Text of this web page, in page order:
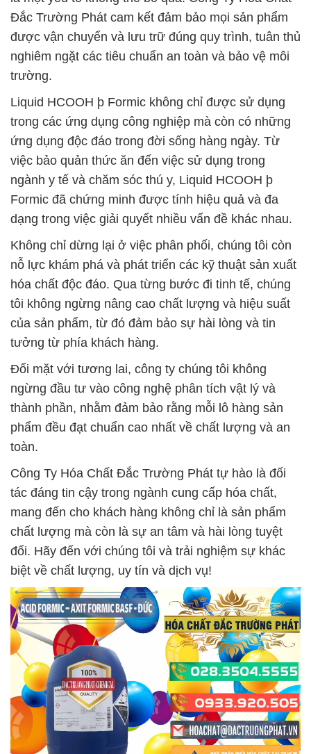
Đắc Trường Phát cam kết đảm bảo mọi sản phẩm
được vận chuyển và lưu trữ đúng quy trình, tuân thủ
nghiêm ngặt các tiêu chuẩn an toàn và bảo vệ môi
trường.
Liquid HCOOH þ Formic không chỉ được sử dụng
trong các ứng dụng công nghiệp mà còn có những
ứng dụng độc đáo trong đời sống hàng ngày. Từ
việc bảo quản thức ăn đến việc sử dụng trong
ngành y tế và chăm sóc thú y, Liquid HCOOH þ
Formic đã chứng minh được tính hiệu quả và đa
dạng trong việc giải quyết nhiều vấn đề khác nhau.
Không chỉ dừng lại ở việc phân phối, chúng tôi còn
nỗ lực khám phá và phát triển các kỹ thuật sản xuất
hóa chất độc đáo. Qua từng bước đi tinh tế, chúng
tôi không ngừng nâng cao chất lượng và hiệu suất
của sản phẩm, từ đó đảm bảo sự hài lòng và tin
tưởng từ phía khách hàng.
Đối mặt với tương lai, công ty chúng tôi không
ngừng đầu tư vào công nghệ phân tích vật lý và
thành phần, nhằm đảm bảo rằng mỗi lô hàng sản
phẩm đều đạt chuẩn cao nhất về chất lượng và an
toàn.
Công Ty Hóa Chất Đắc Trường Phát tự hào là đối
tác đáng tin cậy trong ngành cung cấp hóa chất,
mang đến cho khách hàng không chỉ là sản phẩm
chất lượng mà còn là sự an tâm và hài lòng tuyệt
đối. Hãy đến với chúng tôi và trải nghiệm sự khác
biệt về chất lượng, uy tín và dịch vụ!